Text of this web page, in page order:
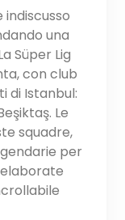
indiscusso
una
Süper Lig
con club
di Istanbul:
Le
squadre,
per